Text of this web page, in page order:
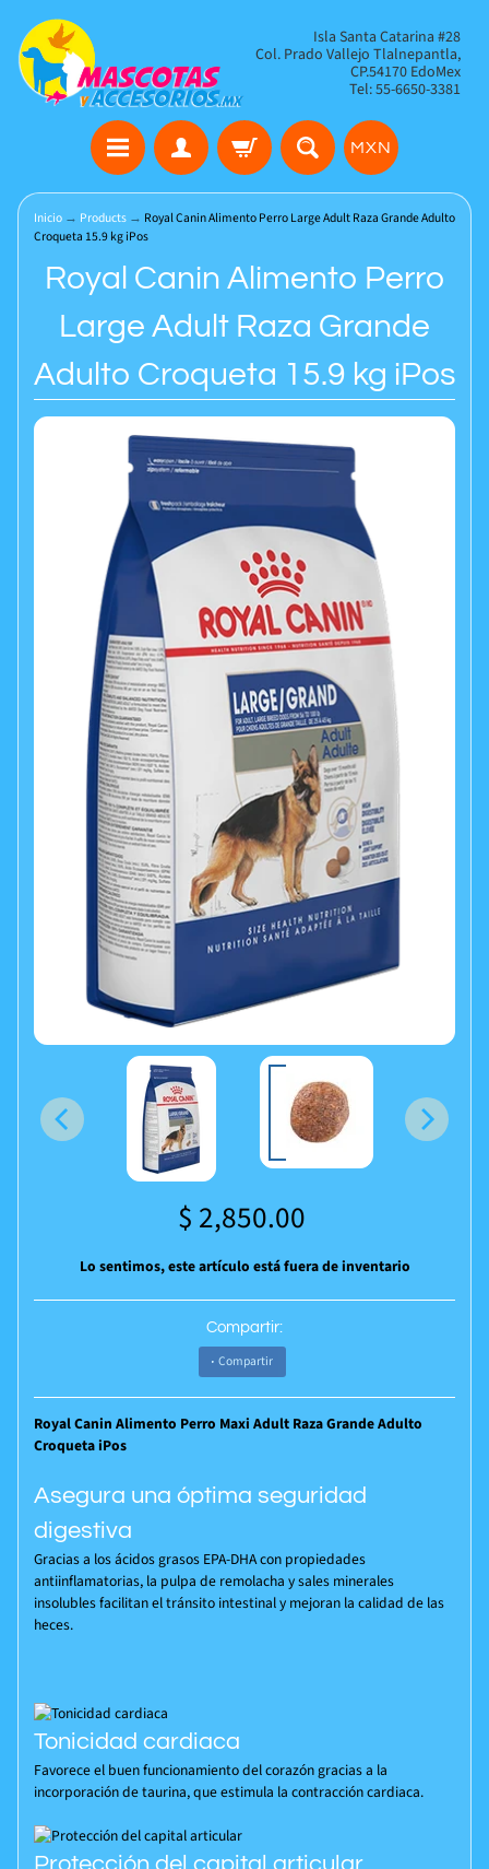
Isla Santa Catarina #28
Col. Prado Vallejo Tlalnepantla,
CP.54170 EdoMex
Tel: 55-6650-3381
MXN
Inicio → Products → Royal Canin Alimento Perro Large Adult Raza Grande Adulto
Croqueta 15.9 kg iPos
Royal Canin Alimento Perro
Large Adult Raza Grande
Adulto Croqueta 15.9 kg iPos
$ 2,850.00
Lo sentimos, este artículo está fuera de inventario
Compartir:
Compartir
Royal Canin Alimento Perro Maxi Adult Raza Grande Adulto
Croqueta iPos
Asegura una óptima seguridad
digestiva
Gracias a los ácidos grasos EPA-DHA con propiedades
antiinflamatorias, la pulpa de remolacha y sales minerales
insolubles facilitan el tránsito intestinal y mejoran la calidad de las
heces.
Tonicidad cardiaca
Favorece el buen funcionamiento del corazón gracias a la
incorporación de taurina, que estimula la contracción cardiaca.